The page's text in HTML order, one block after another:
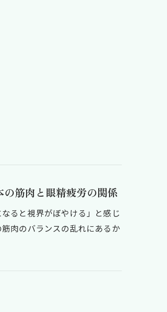
筋肉と眼精疲労の関係
ると視界がぼやける」と感じ
肉のバランスの乱れにあるか